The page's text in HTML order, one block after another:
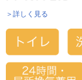
＞詳しく見る